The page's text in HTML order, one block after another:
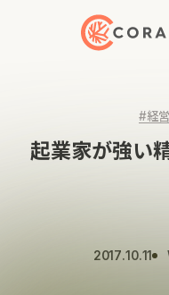
トップページ
#経営
起業家が強い
2017.10.11